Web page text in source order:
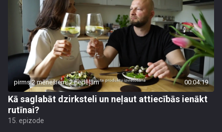
pirms 2 mēnešiem, 2 nedēļām 00:04:19
Kā saglabāt dzirksteli un neļaut attiecībās ienākt
rutīnai?
15. epizode